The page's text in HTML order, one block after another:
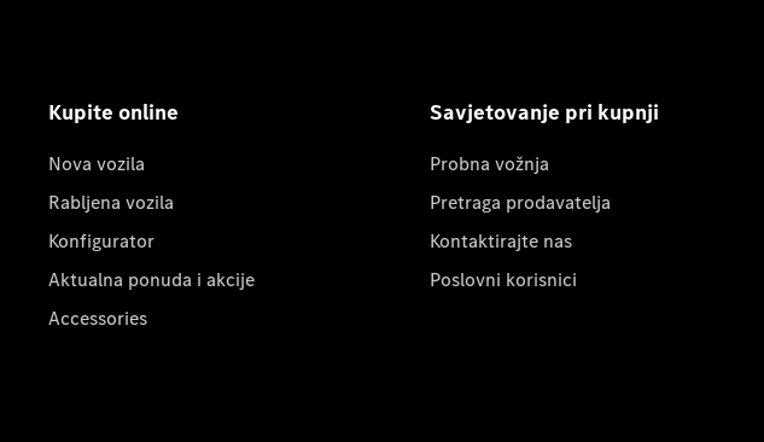
Kupite online
Nova vozila
Rabljena vozila
Konfigurator
Aktualna ponuda i akcije
Accessories
Savjetovanje pri kupnji
Probna vožnja
Pretraga prodavatelja
Kontaktirajte nas
Poslovni korisnici